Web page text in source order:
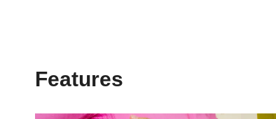
Features